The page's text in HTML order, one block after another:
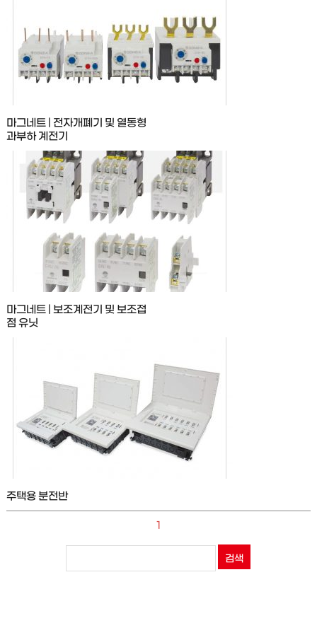
마그네트 | 전자개폐기 및 열동형
과부하 계전기
마그네트 | 보조계전기 및 보조접
점 유닛
주택용 분전반
1
검색